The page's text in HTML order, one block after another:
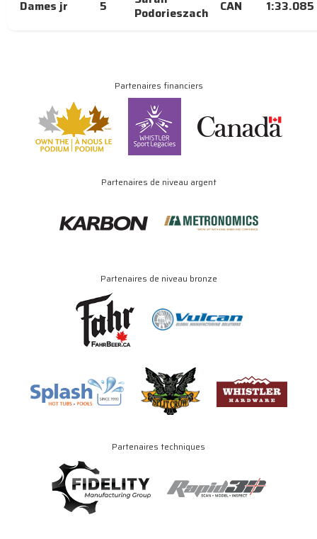
Dames jr
5
Podorieszach
CAN 1:33.085
Partenaires financiers
Partenaires de niveau argent
Partenaires de niveau bronze
Partenaires techniques